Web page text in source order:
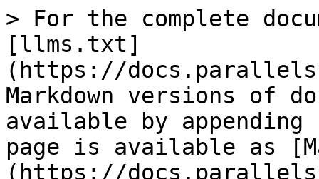
> For the complete
[llms.txt]
(https://
Markdown versions of
available by
page is available as
(https://